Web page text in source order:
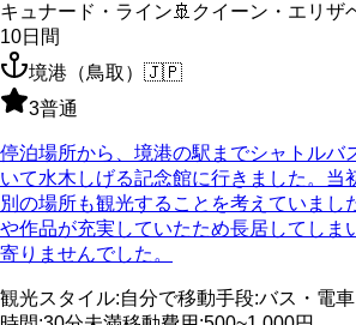
キュナード・ライン🚢 クイーン・エリザ
10日間
境港（鳥取） 🇯🇵
3普通
停泊場所から、境港の駅までシャトルバ
いて水木しげる記念館に行きました。当
別の場所も観光することを考えていまし
や作品が充実していたため長居してしま
寄りませんでした。
観光スタイル:自分で移動手段:バス・電